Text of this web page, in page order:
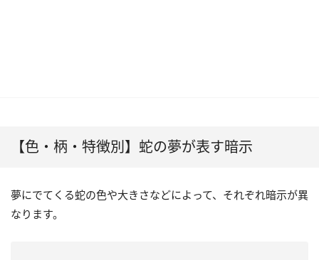
【色・柄・特徴別】蛇の夢が表す暗示
夢にでてくる蛇の色や大きさなどによって、それぞれ暗示が異
なります。